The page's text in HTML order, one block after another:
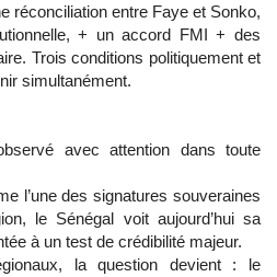
réconciliation entre Faye et Sonko,
+ un accord FMI + des
Trois conditions politiquement et
simultanément.
avec attention dans toute
l’une des signatures souveraines
le Sénégal voit aujourd’hui sa
à un test de crédibilité majeur.
la question devient : le